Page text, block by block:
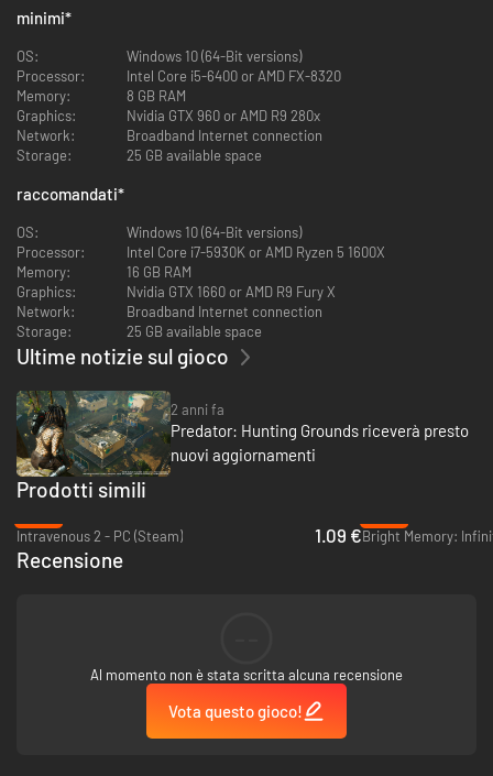
minimi*
OS:
Windows 10 (64-Bit versions)
Processor:
Intel Core i5-6400 or AMD FX-8320
Memory:
8 GB RAM
Graphics:
Nvidia GTX 960 or AMD R9 280x
Network:
Broadband Internet connection
Storage:
25 GB available space
raccomandati*
OS:
Windows 10 (64-Bit versions)
Processor:
Intel Core i7-5930K or AMD Ryzen 5 1600X
Memory:
16 GB RAM
Graphics:
Nvidia GTX 1660 or AMD R9 Fury X
Network:
Broadband Internet connection
Storage:
25 GB available space
Ultime notizie sul gioco
2 anni fa
Predator: Hunting Grounds riceverà presto
nuovi aggiornamenti
Prodotti simili
Intravenous 2 - PC (Steam)
1.09 €Bright Memory:
Recensione
Al momento non è stata scritta alcuna recensione
Vota questo gioco!